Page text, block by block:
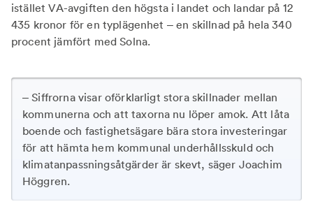
istället VA-avgiften den högsta i landet och landar på 12
435 kronor för en typlägenhet – en skillnad på hela 340
procent jämfört med Solna.
– Siffrorna visar oförklarligt stora skillnader mellan
kommunerna och att taxorna nu löper amok. Att låta
boende och fastighetsägare bära stora investeringar
för att hämta hem kommunal underhållsskuld och
klimatanpassningsåtgärder är skevt, säger Joachim
Höggren.